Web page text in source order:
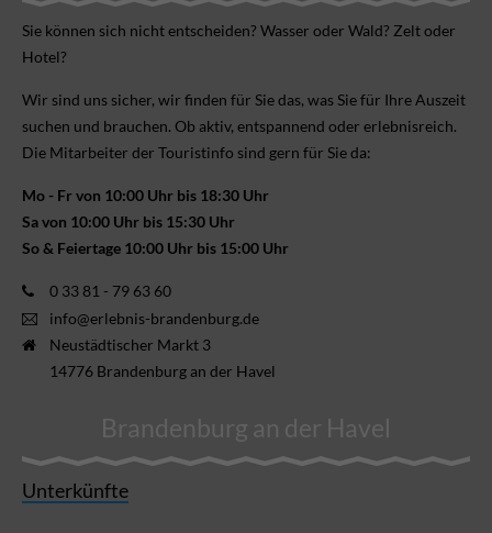
Sie können sich nicht ent­scheiden? Wasser oder Wald? Zelt oder
Hotel?
Wir sind uns sicher, wir finden für Sie das, was Sie für Ihre Aus­zeit
suchen und brauchen. Ob aktiv, ent­spannend oder erlebnis­reich.
Die Mitarbeiter der Touristinfo sind gern für Sie da:
Mo - Fr von 10:00 Uhr bis 18:30 Uhr
Sa von 10:00 Uhr bis 15:30 Uhr
So & Feiertage 10:00 Uhr bis 15:00 Uhr
0 33 81 - 79 63 60
info@erlebnis-brandenburg.de
Neustädtischer Markt 3
14776 Brandenburg an der Havel
Brandenburg an der Havel
Unterkünfte